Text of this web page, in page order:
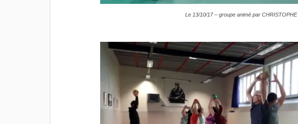
Le 13/10/17 – groupe animé par CHRISTOPHE